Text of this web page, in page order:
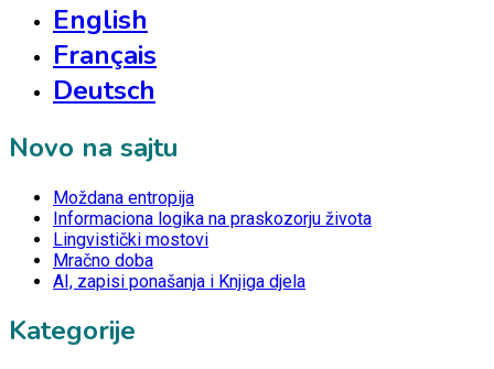
English
Français
Deutsch
Novo na sajtu
Moždana entropija
Informaciona logika na praskozorju života
Lingvistički mostovi
Mračno doba
AI, zapisi ponašanja i Knjiga djela
Kategorije